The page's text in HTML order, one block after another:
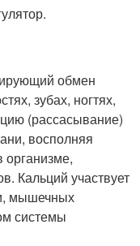
обмен
зубах, ногтях,
(рассасывание)
восполняя
организме,
Кальций участвует
мышечных
системы